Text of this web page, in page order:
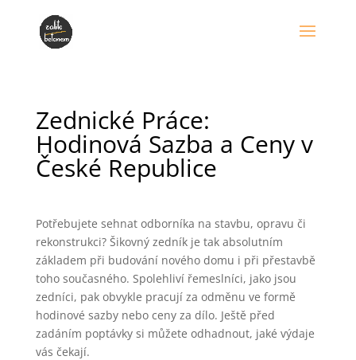
Zednické Práce:
Hodinová Sazba a Ceny v
České Republice
Potřebujete sehnat odborníka na stavbu, opravu či
rekonstrukci? Šikovný zedník je tak absolutním
základem při budování nového domu i při přestavbě
toho současného. Spolehliví řemeslníci, jako jsou
zedníci, pak obvykle pracují za odměnu ve formě
hodinové sazby nebo ceny za dílo. Ještě před
zadáním poptávky si můžete odhadnout, jaké výdaje
vás čekají.